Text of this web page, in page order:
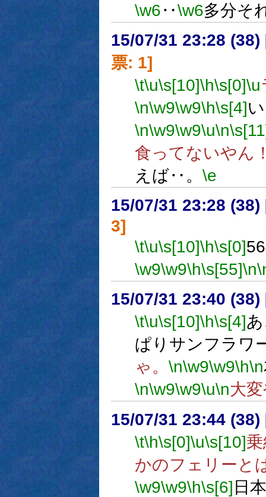
\w6‥\w6多分そ
15/07/31 23:28 (38)
票: 1]
\t\u\s[10]\h\s[0]\u
\n\w9\w9\h\s[4]
\n\w9\w9\u\n
食ってないやん
えば‥。 \e
15/07/31 23:28 (38)
3]
\t\u\s[10]\h\s[0]
\w9\w9\h\s[55]\n
15/07/31 23:40 (38)
\t\u\s[10]\h\s[4]
ぱりサンフラワ
ゃ。 \n\w9\w9\h\n
\n\w9\w9\u\n大
15/07/31 23:44 (38)
\t\h\s[0]\u\s[10]
かのフェリーと
\w9\w9\h\s[6] 日